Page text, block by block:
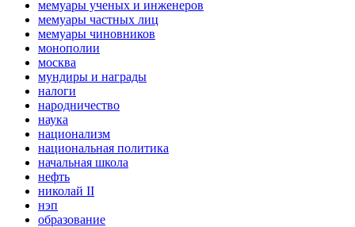
мемуары ученых и инженеров
мемуары частных лиц
мемуары чиновников
монополии
москва
мундиры и награды
налоги
народничество
наука
национализм
национальная политика
начальная школа
нефть
николай II
нэп
образование